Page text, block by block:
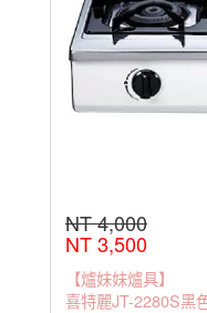
NT 4,000
NT 3,500
【爐妹妹爐具】
喜特麗JT-2280S黑